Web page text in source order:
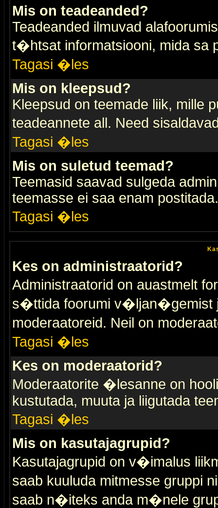
Mis on teadeanded?
Teadeanded ilmuvad
t�htsat informatsiooni, mida sa
Tagasi �les
Mis on kleepsud?
Kleepsud on teemade liik, mille
teadeannete all. Need
Tagasi �les
Mis on suletud teemad?
Teemasid saavad sulgeda
teemasse ei saa enam postitada.
Tagasi �les
Kes on administraatorid?
Administraatorid on auastmelt
s�ttida foorumi v�ljan�gemist
moderaatoreid. Neil on
Tagasi �les
Kes on moderaatorid?
Moderaatorite �lesanne on
kustutada, muuta ja liigutada
Tagasi �les
Mis on kasutajagrupid?
Kasutajagrupid on v�imalus
saab kuuluda mitmesse gruppi
saab n�iteks anda m�nele